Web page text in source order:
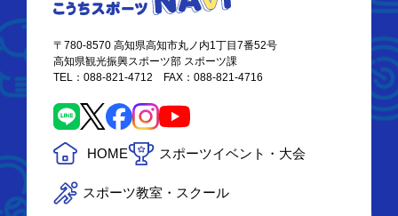
〒780-8570 高知県高知市丸ノ内1丁目7番52号
高知県観光振興スポーツ部 スポーツ課
TEL：088-821-4712 FAX：088-821-4716
HOME スポーツイベント・大会
スポーツ教室・スクール